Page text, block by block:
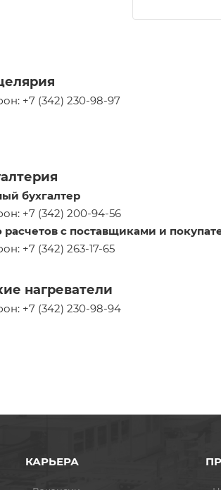
+7 (342) 230-98-97
бухгалтер
+7 (342) 200-94-56
с поставщиками и
+7 (342) 263-17-65
нагреватели
+7 (342) 230-98-94
КАРЬЕРА